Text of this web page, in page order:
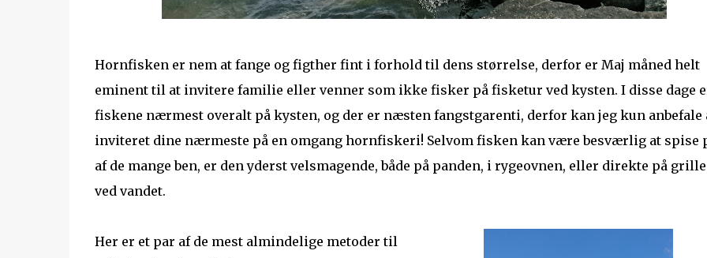
Hornfisken er nem at fange og figther fint i forhold til dens størrelse, derfor er Maj måned helt
eminent til at invitere familie eller venner som ikke fisker på fisketur ved kysten. I disse dage
fiskene nærmest overalt på kysten, og der er næsten fangstgarenti, derfor kan jeg kun anbefale
inviteret dine nærmeste på en omgang hornfiskeri! Selvom fisken kan være besværlig at spise
af de mange ben, er den yderst velsmagende, både på panden, i rygeovnen, eller direkte på
ved vandet.
Her er et par af de mest almindelige metoder til